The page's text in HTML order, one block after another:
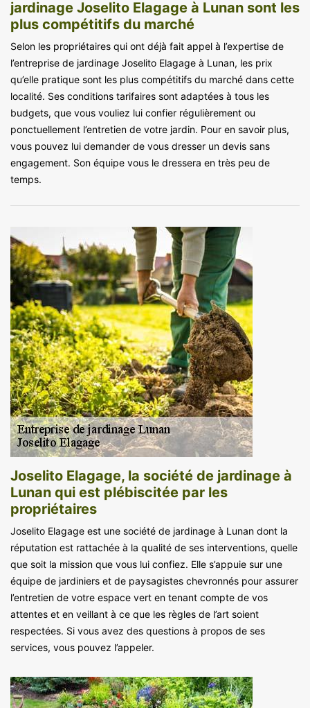
jardinage Joselito Elagage à Lunan sont les
plus compétitifs du marché
Selon les propriétaires qui ont déjà fait appel à l’expertise de
l’entreprise de jardinage Joselito Elagage à Lunan, les prix
qu’elle pratique sont les plus compétitifs du marché dans cette
localité. Ses conditions tarifaires sont adaptées à tous les
budgets, que vous vouliez lui confier régulièrement ou
ponctuellement l’entretien de votre jardin. Pour en savoir plus,
vous pouvez lui demander de vous dresser un devis sans
engagement. Son équipe vous le dressera en très peu de
temps.
Joselito Elagage, la société de jardinage à
Lunan qui est plébiscitée par les
propriétaires
Joselito Elagage est une société de jardinage à Lunan dont la
réputation est rattachée à la qualité de ses interventions, quelle
que soit la mission que vous lui confiez. Elle s’appuie sur une
équipe de jardiniers et de paysagistes chevronnés pour assurer
l’entretien de votre espace vert en tenant compte de vos
attentes et en veillant à ce que les règles de l’art soient
respectées. Si vous avez des questions à propos de ses
services, vous pouvez l’appeler.